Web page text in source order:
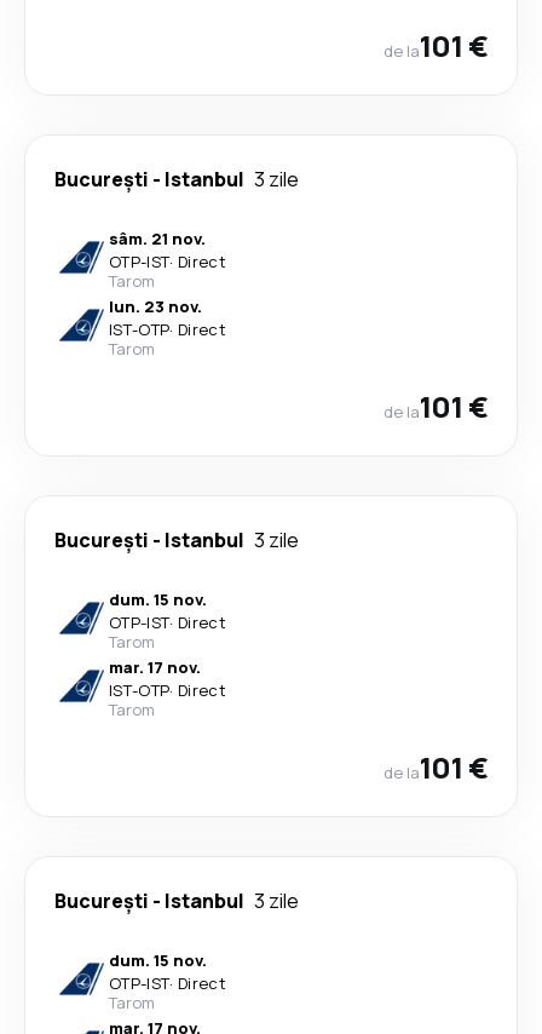
de la101 €
București - Istanbul 3 zile
sâm. 21 nov.
OTP-IST· Direct
Tarom
lun. 23 nov.
IST-OTP· Direct
Tarom
de la101 €
București - Istanbul 3 zile
dum. 15 nov.
OTP-IST· Direct
Tarom
mar. 17 nov.
IST-OTP· Direct
Tarom
de la101 €
București - Istanbul 3 zile
dum. 15 nov.
OTP-IST· Direct
Tarom
mar. 17 nov.